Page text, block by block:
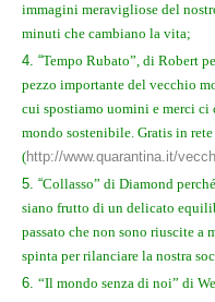
immagini meravigliose del
minuti che cambiano la vita;
“Tempo Rubato”, di Robert
pezzo importante del vecchio
cui spostiamo uomini e merci ci
mondo sostenibile. Gratis in rete
(http://www.quarantina.it/
“Collasso” di Diamond
siano frutto di un delicato
passato che non sono riuscite
spinta per rilanciare la nostra
“Il mondo senza di noi” di